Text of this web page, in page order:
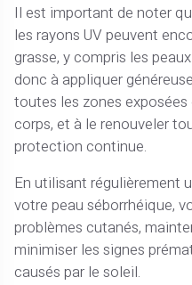
Il est important de noter
les rayons UV peuvent
grasse, y compris les
donc à appliquer
toutes les zones
corps, et à le renouveler
protection continue.
En utilisant régulièrement
votre peau séborrhéique,
problèmes cutanés,
minimiser les signes
causés par le soleil.